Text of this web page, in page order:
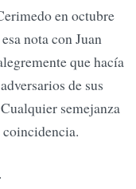
en octubre
nota con Juan
que hacía
de sus
semejanza